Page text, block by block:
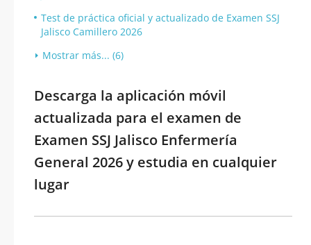
Test de práctica oficial y actualizado de Examen SSJ
Jalisco Camillero 2026
Mostrar más... (6)
Descarga la aplicación móvil
actualizada para el examen de
Examen SSJ Jalisco Enfermería
General 2026 y estudia en cualquier
lugar